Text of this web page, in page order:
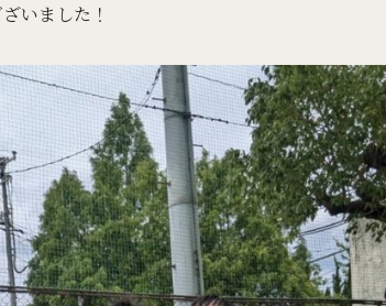
いました！